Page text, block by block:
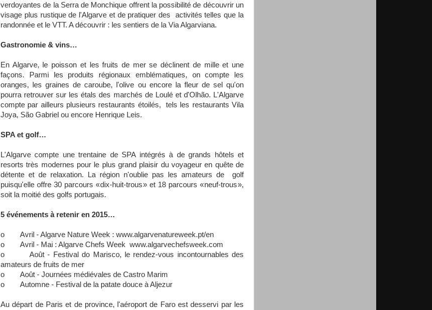
verdoyantes de la Serra de Monchique offrent la possibilité de découvrir un
visage plus rustique de l'Algarve et de pratiquer des activités telles que la
randonnée et le VTT. A découvrir : les sentiers de la Via Algarviana.
Gastronomie & vins…
En Algarve, le poisson et les fruits de mer se déclinent de mille et une
façons. Parmi les produits régionaux emblématiques, on compte les
oranges, les graines de caroube, l'olive ou encore la fleur de sel qu'on
pourra retrouver sur les étals des marchés de Loulé et d'Olhão. L'Algarve
compte par ailleurs plusieurs restaurants étoilés, tels les restaurants Vila
Joya, São Gabriel ou encore Henrique Leis.
SPA et golf…
L'Algarve compte une trentaine de SPA intégrés à de grands hôtels et
resorts très modernes pour le plus grand plaisir du voyageur en quête de
détente et de relaxation. La région n'oublie pas les amateurs de golf
puisqu'elle offre 30 parcours « dix-huit-trous » et 18 parcours « neuf-trous »,
soit la moitié des golfs portugais.
5 événements à retenir en 2015…
o Avril - Algarve Nature Week : www.algarvenatureweek.pt/en
o Avril - Mai : Algarve Chefs Week www.algarvechefsweek.com
o Août - Festival do Marisco, le rendez-vous incontournables des
amateurs de fruits de mer
o Août - Journées médiévales de Castro Marim
o Automne - Festival de la patate douce à Aljezur
Au départ de Paris et de province, l'aéroport de Faro est desservi par les